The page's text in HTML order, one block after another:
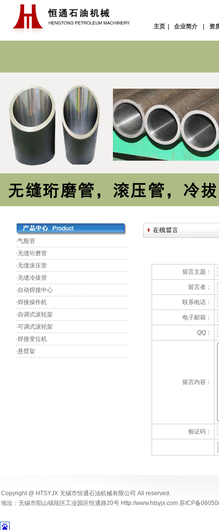
主页 企业简介 资
·气瓶管
·无缝珩磨管
·无缝滚压管
·无缝冷拔管
·自动焊接中心
·焊接操作机
·自调式滚轮架
·可调式滚轮架
·焊接变位机
·悬臂架
留言主题：
留言者：
联系电话：
电子邮箱：
QQ：
留言内容：
验证码：
Copyright @ HTSYJX 无锡市恒通石油机械有限公司 All reserved.
地址：无锡市阳山镇陆区工业园区恒通路20号 Http://www.htsyjx.com 苏ICP备